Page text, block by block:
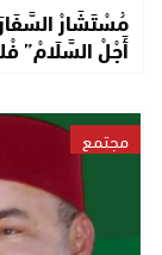
مُسْتَشَارْ
أَجْلْ السَّلَامْ”
مجتمع